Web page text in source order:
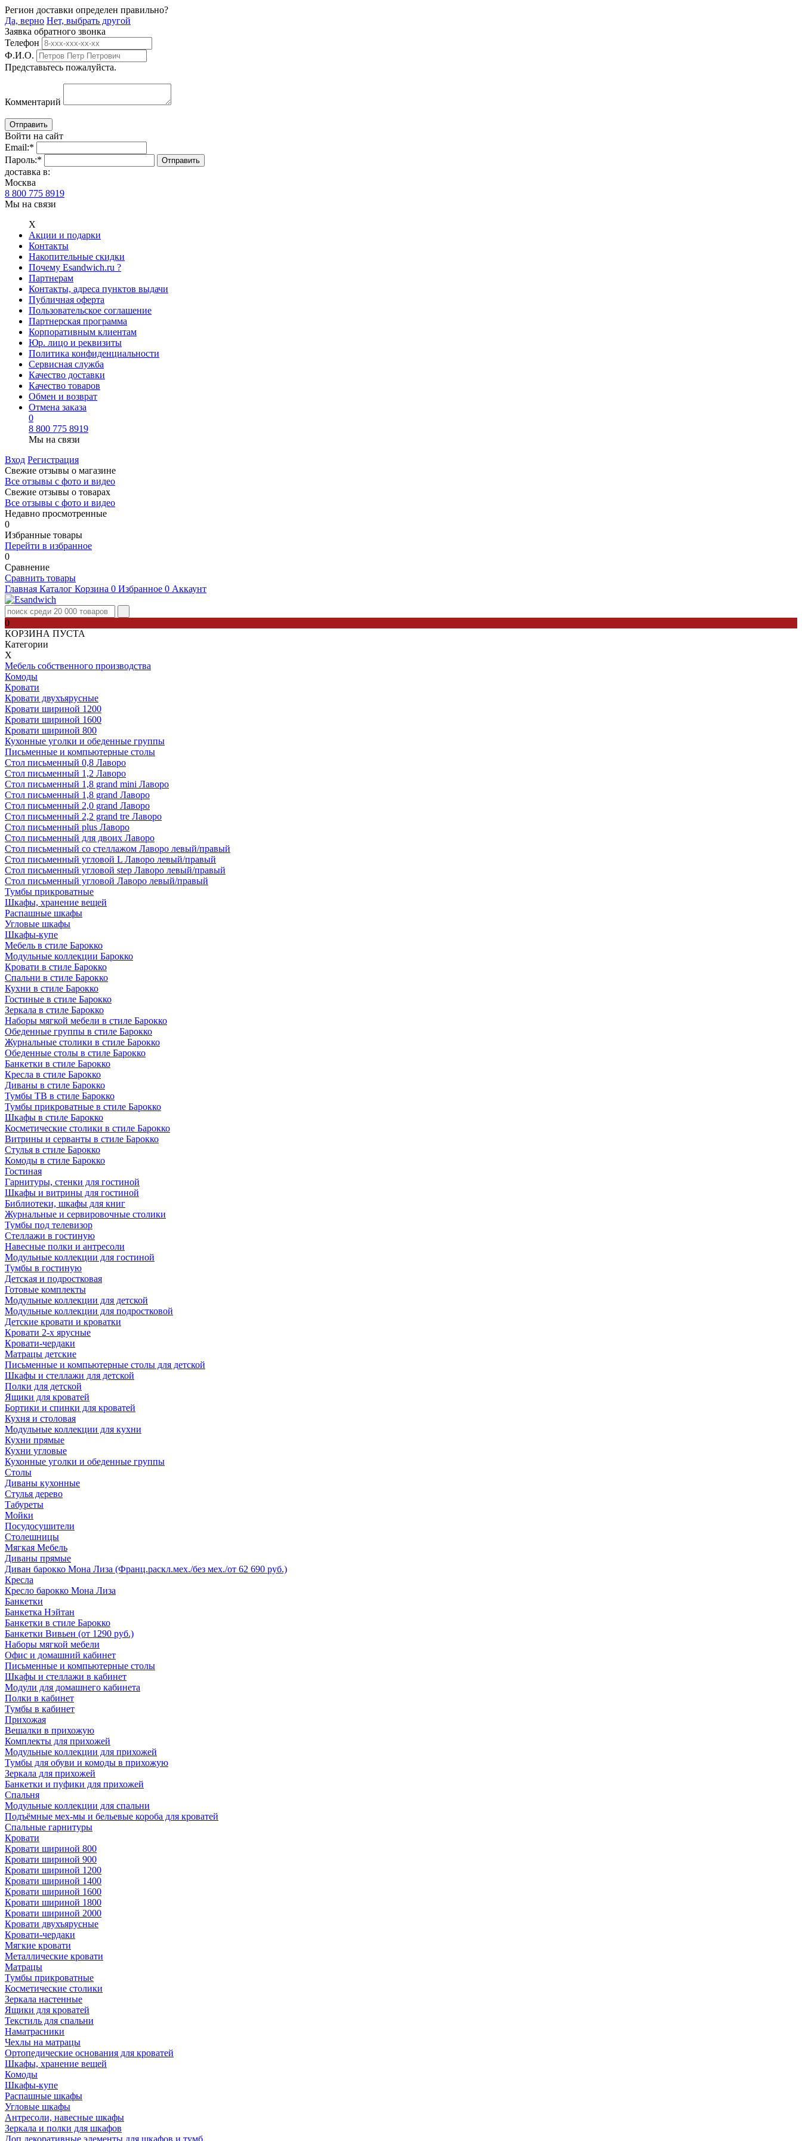
Регион доставки определен правильно?
Да, верно Нет, выбрать другой
Заявка обратного звонка
Телефон
Ф.И.О.
Представьтесь пожалуйста.
Комментарий
Войти на сайт
Email:*
Пароль:*
доставка в:
Москва
8 800 775 8919
Мы на связи
Х
Акции и подарки
Контакты
Накопительные скидки
Почему Esandwich.ru ?
Партнерам
Контакты, адреса пунктов выдачи
Публичная оферта
Пользовательское соглашение
Партнерская программа
Корпоративным клиентам
Юр. лицо и реквизиты
Политика конфиденциальности
Сервисная служба
Качество доставки
Качество товаров
Обмен и возврат
Отмена заказа
0
8 800 775 8919
Мы на связи
Вход Регистрация
Свежие отзывы о магазине
Все отзывы с фото и видео
Свежие отзывы о товарах
Все отзывы c фото и видео
Недавно просмотренные
0
Избранные товары
Перейти в избранное
0
Сравнение
Сравнить товары
Главная Каталог Корзина 0 Избранное 0 Аккаунт
0
КОРЗИНА ПУСТА
Категории
Х
Мебель собственного производства
Комоды
Кровати
Кровати двухъярусные
Кровати шириной 1200
Кровати шириной 1600
Кровати шириной 800
Кухонные уголки и обеденные группы
Письменные и компьютерные столы
Стол письменный 0,8 Лаворо
Стол письменный 1,2 Лаворо
Стол письменный 1,8 grand mini Лаворо
Стол письменный 1,8 grand Лаворо
Стол письменный 2,0 grand Лаворо
Стол письменный 2,2 grand tre Лаворо
Стол письменный plus Лаворо
Стол письменный для двоих Лаворо
Стол письменный со стеллажом Лаворо левый/правый
Стол письменный угловой L Лаворо левый/правый
Стол письменный угловой step Лаворо левый/правый
Стол письменный угловой Лаворо левый/правый
Тумбы прикроватные
Шкафы, хранение вещей
Распашные шкафы
Угловые шкафы
Шкафы-купе
Мебель в стиле Барокко
Модульные коллекции Барокко
Кровати в стиле Барокко
Спальни в стиле Барокко
Кухни в стиле Барокко
Гостиные в стиле Барокко
Зеркала в стиле Барокко
Наборы мягкой мебели в стиле Барокко
Обеденные группы в стиле Барокко
Журнальные столики в стиле Барокко
Обеденные столы в стиле Барокко
Банкетки в стиле Барокко
Кресла в стиле Барокко
Диваны в стиле Барокко
Тумбы ТВ в стиле Барокко
Тумбы прикроватные в стиле Барокко
Шкафы в стиле Барокко
Косметические столики в стиле Барокко
Витрины и серванты в стиле Барокко
Стулья в стиле Барокко
Комоды в стиле Барокко
Гостиная
Гарнитуры, стенки для гостиной
Шкафы и витрины для гостиной
Библиотеки, шкафы для книг
Журнальные и сервировочные столики
Тумбы под телевизор
Стеллажи в гостиную
Навесные полки и антресоли
Модульные коллекции для гостиной
Тумбы в гостиную
Детская и подростковая
Готовые комплекты
Модульные коллекции для детской
Модульные коллекции для подростковой
Детские кровати и кроватки
Кровати 2-х ярусные
Кровати-чердаки
Матрацы детские
Письменные и компьютерные столы для детской
Шкафы и стеллажи для детской
Полки для детской
Ящики для кроватей
Бортики и спинки для кроватей
Кухня и столовая
Модульные коллекции для кухни
Кухни прямые
Кухни угловые
Кухонные уголки и обеденные группы
Столы
Диваны кухонные
Стулья дерево
Табуреты
Мойки
Посудосушители
Столешницы
Мягкая Мебель
Диваны прямые
Диван барокко Мона Лиза (Франц.раскл.мех./без мех./от 62 690 руб.)
Кресла
Кресло барокко Мона Лиза
Банкетки
Банкетка Нэйтан
Банкетки в стиле Барокко
Банкетки Вивьен (от 1290 руб.)
Наборы мягкой мебели
Офис и домашний кабинет
Письменные и компьютерные столы
Шкафы и стеллажи в кабинет
Модули для домашнего кабинета
Полки в кабинет
Тумбы в кабинет
Прихожая
Вешалки в прихожую
Комплекты для прихожей
Модульные коллекции для прихожей
Тумбы для обуви и комоды в прихожую
Зеркала для прихожей
Банкетки и пуфики для прихожей
Спальня
Модульные коллекции для спальни
Подъёмные мех-мы и бельевые короба для кроватей
Спальные гарнитуры
Кровати
Кровати шириной 800
Кровати шириной 900
Кровати шириной 1200
Кровати шириной 1400
Кровати шириной 1600
Кровати шириной 1800
Кровати шириной 2000
Кровати двухъярусные
Кровати-чердаки
Мягкие кровати
Металлические кровати
Матрацы
Тумбы прикроватные
Косметические столики
Зеркала настенные
Ящики для кроватей
Текстиль для спальни
Наматрасники
Чехлы на матрацы
Ортопедические основания для кроватей
Шкафы, хранение вещей
Комоды
Шкафы-купе
Распашные шкафы
Угловые шкафы
Антресоли, навесные шкафы
Зеркала и полки для шкафов
Доп.декоративные элементы для шкафов и тумб